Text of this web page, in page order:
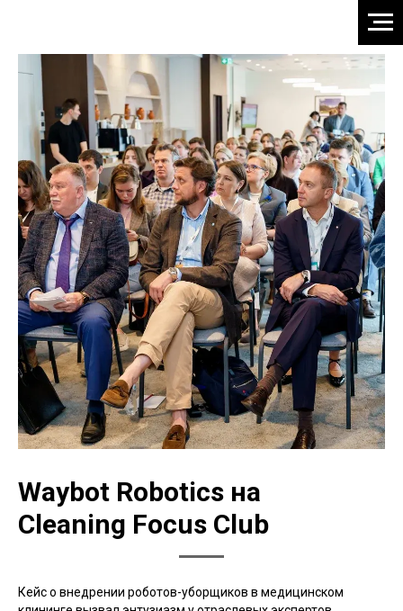
Waybot Robotics на
Cleaning Focus Club
Кейс о внедрении роботов-уборщиков в медицинском